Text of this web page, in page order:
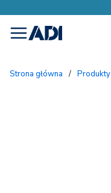
menu
Strona główna / Produkty